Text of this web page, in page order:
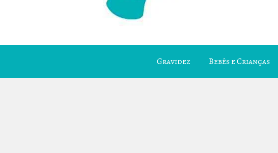
Gravidez Bebês e Crianças